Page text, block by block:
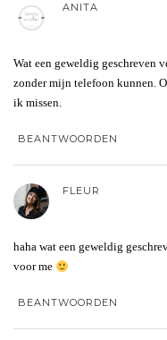
ANITA
Wat een geweldig geschreven
zonder mijn telefoon kunnen.
ik missen.
BEANTWOORDEN
FLEUR
haha wat een geweldig
voor me
BEANTWOORDEN